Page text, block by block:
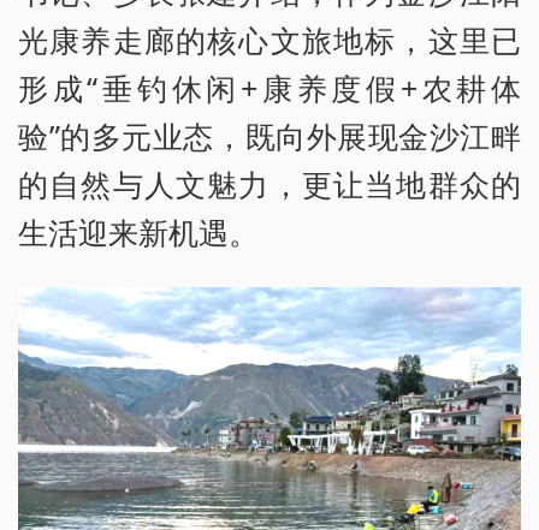
光康养走廊的核心文旅地标，这里已
形成“垂钓休闲+康养度假+农耕体
验”的多元业态，既向外展现金沙江畔
的自然与人文魅力，更让当地群众的
生活迎来新机遇。